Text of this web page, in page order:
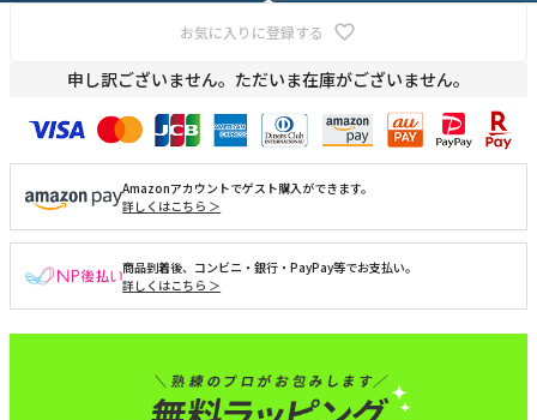
お気に入りに登録する
申し訳ございません。ただいま在庫がございません。
Amazonアカウントでゲスト購入ができます。
詳しくはこちら ＞
商品到着後、コンビニ・銀行・PayPay等でお支払い。
詳しくはこちら ＞